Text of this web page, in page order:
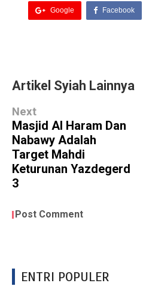
Google Facebook
Artikel Syiah Lainnya
Next
Masjid Al Haram Dan
Nabawy Adalah
Target Mahdi
Keturunan Yazdegerd
3
Post Comment
ENTRI POPULER